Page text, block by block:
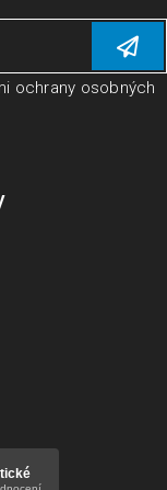
ochrany osobných